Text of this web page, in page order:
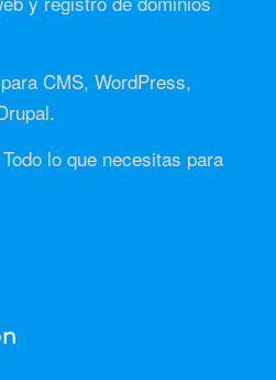
CMS, WordPress,
lo que necesitas para